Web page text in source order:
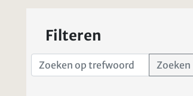
Filteren
Zoeken